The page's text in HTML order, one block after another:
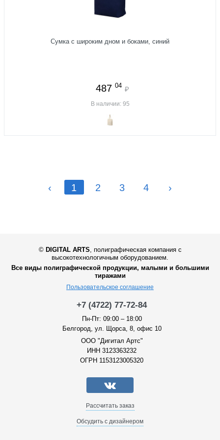
Сумка с широким дном и боками, синий
487 04 ₽
В наличии: 95
‹ 1 2 3 4 ›
© DIGITAL ARTS
полиграфическая компания с
высокотехнологичным оборудованием.
Все виды полиграфической продукции, малыми и большими
тиражами
Пользовательское соглашение
+7 (4722) 77-72-84
Пн-Пт: 09:00 – 18:00
Белгород, ул. Щорса, 8, офис 10
ООО "Дигитал Артс"
ИНН 3123363232
ОГРН 1153123005320
Рассчитать заказ
Обсудить с дизайнером